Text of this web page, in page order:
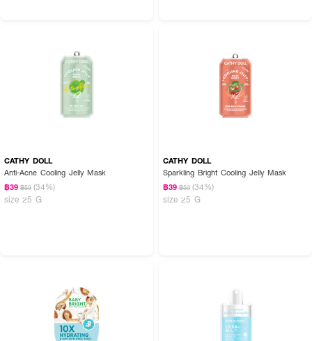
CATHY DOLL
Anti-Acne Cooling Jelly Mask
฿39 ฿59 (34%)
size 25 G
CATHY DOLL
Sparkling Bright Cooling Jelly Mask
฿39 ฿59 (34%)
size 25 G